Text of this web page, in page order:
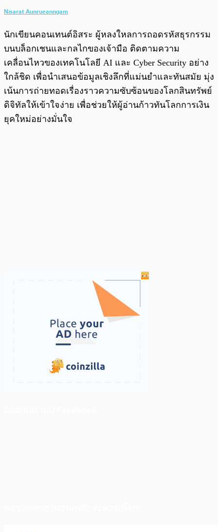
Nisarat Aunrueanngam
นักเขียนคอนเทนต์อิสระ ผู้หลงใหลการถอดรหัสธุรกรรม
บนบล็อกเชนและกลไกของเจ้ามือ ติดตามความ
เคลื่อนไหวของเทคโนโลยี AI และ Cyber Security อย่าง
ใกล้ชิด เพื่อนำเสนอข้อมูลเชิงลึกที่แม่นยำและทันสมัย มุ่ง
เน้นการถ่ายทอดเรื่องราวความซับซ้อนของโลกสินทรัพย์
ดิจิทัลให้เข้าใจง่าย เพื่อช่วยให้ผู้อ่านก้าวทันโลกการเงิน
ยุคใหม่อย่างมั่นใจ